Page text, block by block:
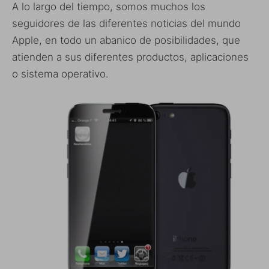
A lo largo del tiempo, somos muchos los
seguidores de las diferentes noticias del mundo
Apple, en todo un abanico de posibilidades, que
atienden a sus diferentes productos, aplicaciones
o sistema operativo.